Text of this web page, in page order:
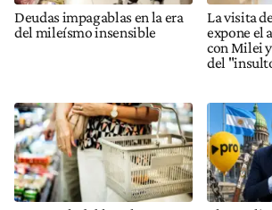
Deudas impagablas en la era
del mileísmo insensible
La visita
expone el
con Milei
del